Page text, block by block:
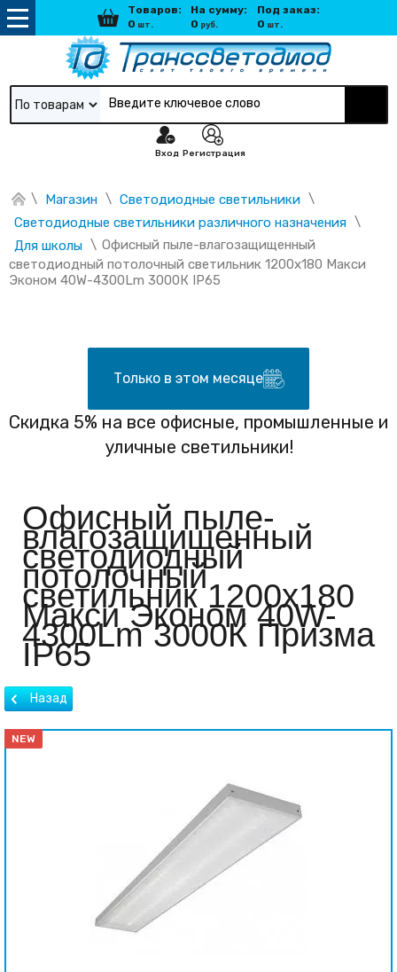
По товарам
Вход Регистрация
Товаров:
0 шт.
На сумму:
0 руб.
Под заказ:
0 шт.
\ Магазин \ Светодиодные светильники \
Светодиодные светильники различного назначения \
Для школы \ Офисный пыле-влагозащищенный
светодиодный потолочный светильник 1200х180 Макси
Эконом 40W-4300Lm 3000К IP65
Только в этом месяце
Скидка 5% на все офисные, промышленные и
уличные светильники!
Офисный пыле-
влагозащищенный
светодиодный
потолочный
светильник 1200х180
Макси Эконом 40W-
4300Lm 3000К Призма
IP65
NEW